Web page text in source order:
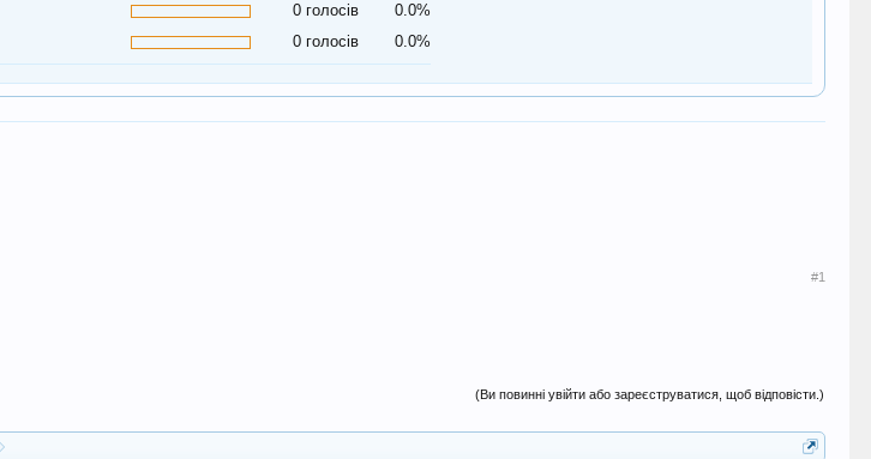
0 голосів
0.0%
0 голосів 0.0%
#1
(Ви повинні увійти або зареєструватися, щоб відповісти.)